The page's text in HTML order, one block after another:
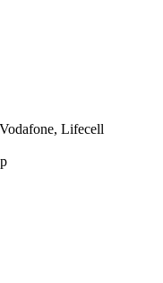
Lifecell